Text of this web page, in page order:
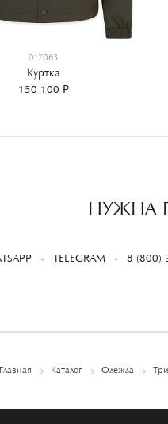
017063
Куртка
150 100 ₽
НУЖНА
TELEGRAM 8 (800)
Главная Каталог Одежда